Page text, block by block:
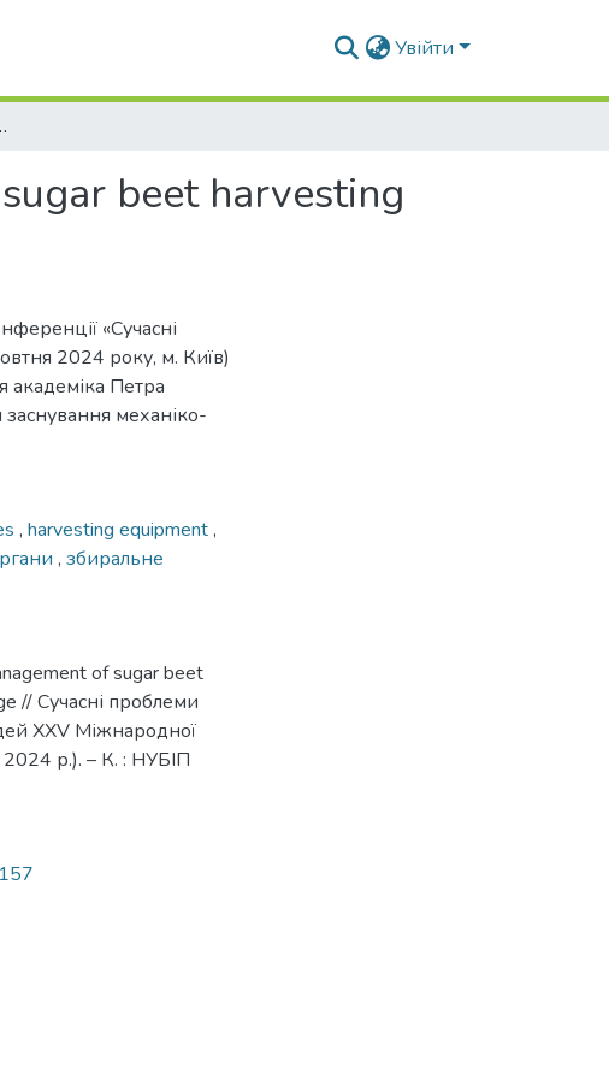
Увійти
with reduction of root damage
beet harvesting
«Сучасні
2024 року, м. Київ)
академіка Петра
механіко-
, harvesting equipment,
, збиральне
of sugar beet
// Сучасні проблеми
XXV Міжнародної
р.). – К. : НУБІП